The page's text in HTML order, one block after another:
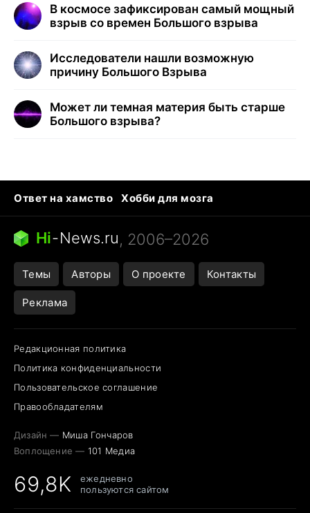
В космосе зафиксирован самый мощный
взрыв со времен Большого взрыва
Исследователи нашли возможную
причину Большого Взрыва
Может ли темная материя быть старше
Большого взрыва?
Ответ на хамство
Хобби для мозга
Бензин 100 vs 95
Тунцы в океанариуме
Следующая пандемия
Hi-News.ru, 2006–2026
Темы Авторы О проекте Контакты
Реклама
Редакционная политика
Политика конфиденциальности
Пользовательское соглашение
Правообладателям
Дизайн — Миша Гончаров
Воплощение — 101 Медиа
69,8K
ежедневно
пользуются сайтом